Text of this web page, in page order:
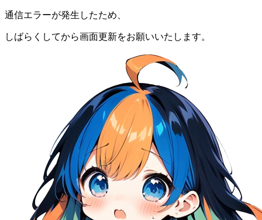
通信エラーが発生したため、
しばらくしてから画面更新をお願いいたします。